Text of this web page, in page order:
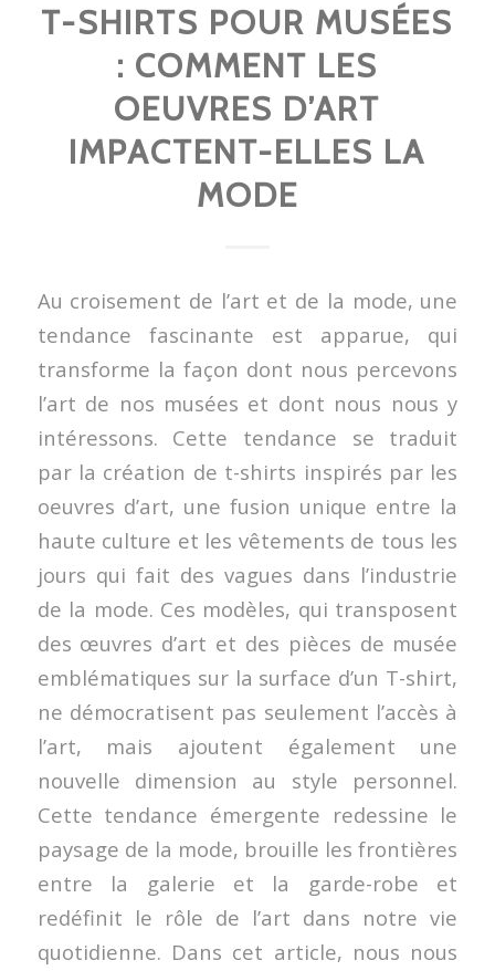
T-SHIRTS POUR MUSÉES
: COMMENT LES
OEUVRES D’ART
IMPACTENT-ELLES LA
MODE
Au croisement de l’art et de la mode, une
tendance fascinante est apparue, qui
transforme la façon dont nous percevons
l’art de nos musées et dont nous nous y
intéressons. Cette tendance se traduit
par la création de t-shirts inspirés par les
oeuvres d’art, une fusion unique entre la
haute culture et les vêtements de tous les
jours qui fait des vagues dans l’industrie
de la mode. Ces modèles, qui transposent
des œuvres d’art et des pièces de musée
emblématiques sur la surface d’un T-shirt,
ne démocratisent pas seulement l’accès à
l’art, mais ajoutent également une
nouvelle dimension au style personnel.
Cette tendance émergente redessine le
paysage de la mode, brouille les frontières
entre la galerie et la garde-robe et
redéfinit le rôle de l’art dans notre vie
quotidienne. Dans cet article, nous nous